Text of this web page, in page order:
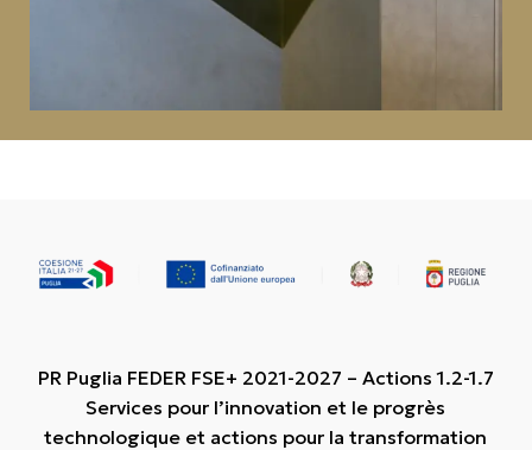
PR Puglia FEDER FSE+ 2021-2027 – Actions 1.2-1.7
Services pour l’innovation et le progrès
technologique et actions pour la transformation